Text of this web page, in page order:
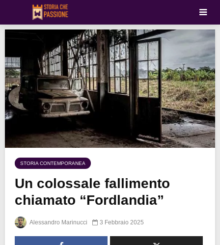
STORIA CONTEMPORANEA
Un colossale fallimento
chiamato “Fordlandia”
Alessandro Marinucci 3 Febbraio 2025